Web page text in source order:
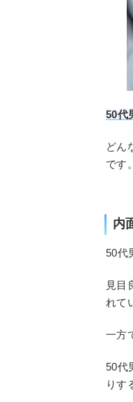
50代
どん
です。
内
50代
見目
れて
一方
50代
りす